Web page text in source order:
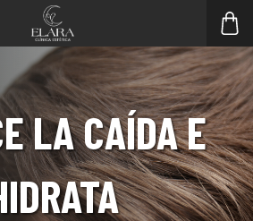
LA CAÍDA E